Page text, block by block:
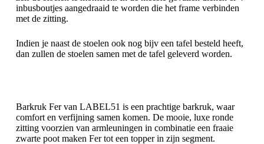
inbusboutjes aangedraaid te worden die het frame verbinden
met de zitting.
Indien je naast de stoelen ook nog bijv een tafel besteld heeft,
dan zullen de stoelen samen met de tafel geleverd worden.
Barkruk Fer van LABEL51 is een prachtige barkruk, waar
comfort en verfijning samen komen. De mooie, luxe ronde
zitting voorzien van armleuningen in combinatie een fraaie
zwarte poot maken Fer tot een topper in zijn segment.